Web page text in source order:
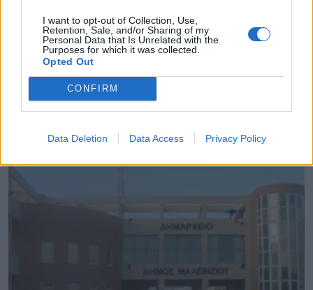
I want to opt-out of Collection, Use,
Retention, Sale, and/or Sharing of my
Personal Data that Is Unrelated with the
Purposes for which it was collected.
Opted Out
CONFIRM
Data Deletion Data Access Privacy Policy
Σε κατάσταση κινητοποίησης Red Code και
σήμερα η χώρα